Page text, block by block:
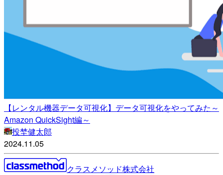
【レンタル機器データ可視化】データ可視化をやってみた～
Amazon QuickSight編～
投埜健太郎
2024.11.05
クラスメソッド株式会社